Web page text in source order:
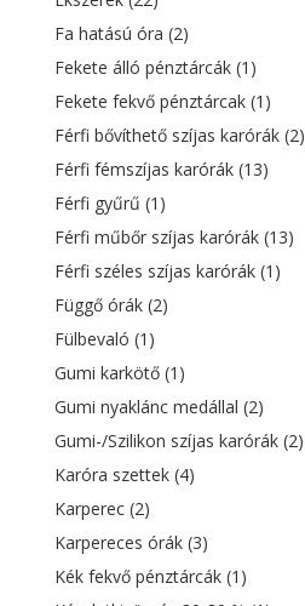
Fa hatású óra (2)
Fekete álló pénztárcák (1)
Fekete fekvő pénztárcak (1)
Férfi bővíthető szíjas karórák (2)
Férfi fémszíjas karórák (13)
Férfi gyűrű (1)
Férfi műbőr szíjas karórák (13)
Férfi széles szíjas karórák (1)
Függő órák (2)
Fülbevaló (1)
Gumi karkötő (1)
Gumi nyaklánc medállal (2)
Gumi-/Szilikon szíjas karórák (2)
Karóra szettek (4)
Karperec (2)
Karpereces órák (3)
Kék fekvő pénztárcák (1)